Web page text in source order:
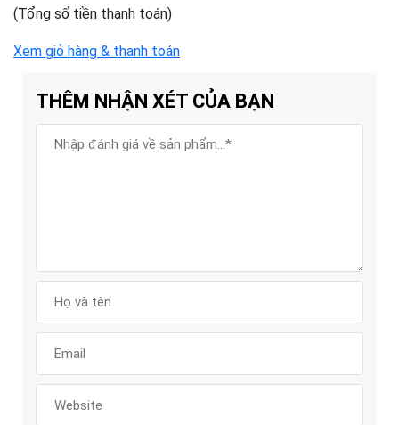
(Tổng số tiền thanh toán)
Xem giỏ hàng & thanh toán
THÊM NHẬN XÉT CỦA BẠN